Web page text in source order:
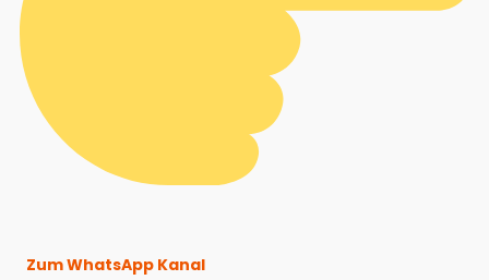
Zum WhatsApp Kanal